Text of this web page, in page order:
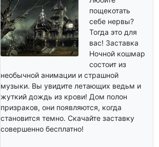
пощекотать
себе нервы?
Тогда это для
вас! Заставка
Ночной кошмар
состоит из
необычной анимации и страшной
музыки. Вы увидите летающих ведьм и
жуткий дождь из крови! Дом полон
призраков, они появляются, когда
становится темно. Скачайте заставку
совершенно бесплатно!